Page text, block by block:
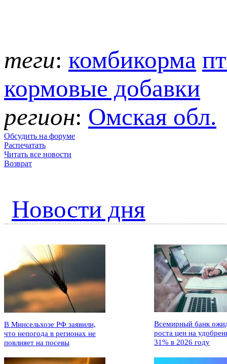
теги: комбикорма
кормовые добавки
регион: Омская обл.
Обсудить на форуме
Распечатать
Читать все новости
Возврат
Новости дня
В Минсельхозе РФ заявили,
что непогода в регионах не
повлияет на посевы
Всемирный банк
роста цен на
31% в 2026 году